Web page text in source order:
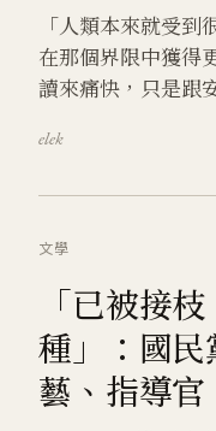
「人類本來就受
在那個界限中獲得
讀來痛快，只是跟
elek
文學
「已被接
種」：國
藝、指導官